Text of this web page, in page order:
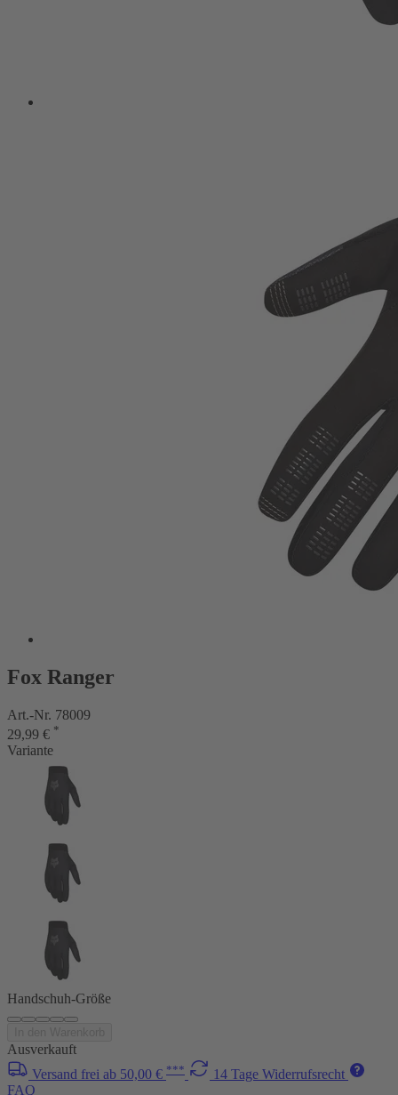
Fox Ranger
Art.-Nr. 78009
29,99 € *
Variante
Handschuh-Größe
Ausverkauft
Versand frei ab 50,00 € ***
14 Tage Widerrufsrecht
FAQ